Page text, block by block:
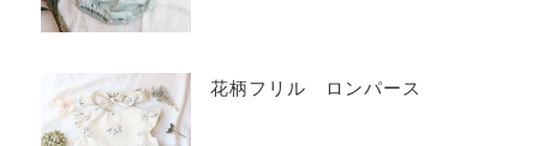
花柄フリル ロンパース